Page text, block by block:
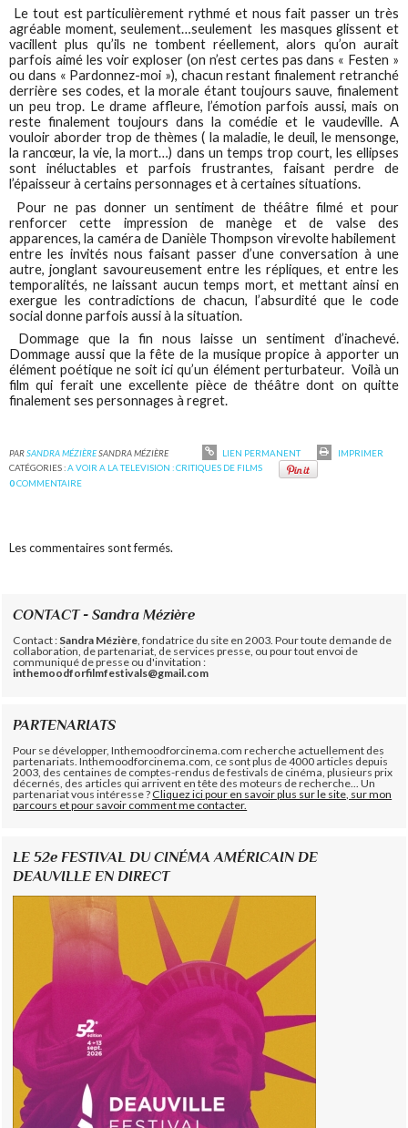
Le tout est particulièrement rythmé et nous fait passer un très
agréable moment, seulement…seulement les masques glissent et
vacillent plus qu’ils ne tombent réellement, alors qu’on aurait
parfois aimé les voir exploser (on n’est certes pas dans « Festen »
ou dans « Pardonnez-moi »), chacun restant finalement retranché
derrière ses codes, et la morale étant toujours sauve, finalement
un peu trop. Le drame affleure, l’émotion parfois aussi, mais on
reste finalement toujours dans la comédie et le vaudeville. A
vouloir aborder trop de thèmes ( la maladie, le deuil, le mensonge,
la rancœur, la vie, la mort…) dans un temps trop court, les ellipses
sont inéluctables et parfois frustrantes, faisant perdre de
l’épaisseur à certains personnages et à certaines situations.
Pour ne pas donner un sentiment de théâtre filmé et pour
renforcer cette impression de manège et de valse des
apparences, la caméra de Danièle Thompson virevolte habilement
entre les invités nous faisant passer d’une conversation à une
autre, jonglant savoureusement entre les répliques, et entre les
temporalités, ne laissant aucun temps mort, et mettant ainsi en
exergue les contradictions de chacun, l’absurdité que le code
social donne parfois aussi à la situation.
Dommage que la fin nous laisse un sentiment d’inachevé.
Dommage aussi que la fête de la musique propice à apporter un
élément poétique ne soit ici qu’un élément perturbateur. Voilà un
film qui ferait une excellente pièce de théâtre dont on quitte
finalement ses personnages à regret.
PARSANDRA MÉZIÈRESANDRA MÉZIÈRE LIEN PERMANENT
IMPRIMER
CATÉGORIES :A VOIR A LA TELEVISION : CRITIQUES DE FILMS
0COMMENTAIRE
Les commentaires sont fermés.
CONTACT - Sandra Mézière
Contact : Sandra Mézière , fondatrice du site en 2003. Pour toute demande de
collaboration, de partenariat, de services presse, ou pour tout envoi de
communiqué de presse ou d'invitation :
inthemoodforfilmfestivals@gmail.com
PARTENARIATS
Pour se développer, Inthemoodforcinema.com recherche actuellement des
partenariats. Inthemoodforcinema.com, ce sont plus de 4000 articles depuis
2003, des centaines de comptes-rendus de festivals de cinéma, plusieurs prix
décernés, des articles qui arrivent en tête des moteurs de recherche... Un
partenariat vous intéresse ?Cliquez ici pour en savoir plus sur le site, sur mon
parcours et pour savoir comment me contacter.
LE 52e FESTIVAL DU CINÉMA AMÉRICAIN DE
DEAUVILLE EN DIRECT